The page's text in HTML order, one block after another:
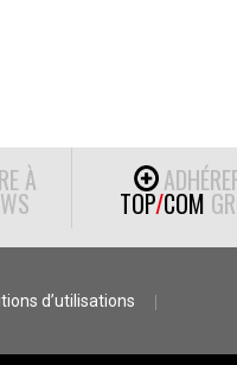
À
TOP/COM
d’utilisations